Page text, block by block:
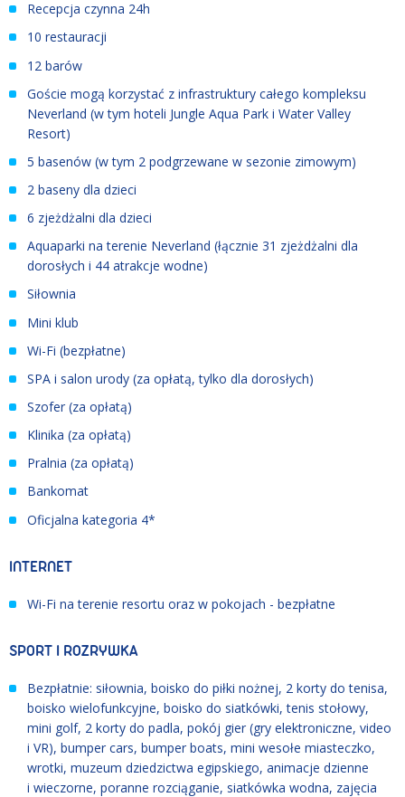
Recepcja czynna 24h
10 restauracji
12 barów
Goście mogą korzystać z infrastruktury całego kompleksu
Neverland (w tym hoteli Jungle Aqua Park i Water Valley
Resort)
5 basenów (w tym 2 podgrzewane w sezonie zimowym)
2 baseny dla dzieci
6 zjeżdżalni dla dzieci
Aquaparki na terenie Neverland (łącznie 31 zjeżdżalni dla
dorosłych i 44 atrakcje wodne)
Siłownia
Mini klub
Wi-Fi (bezpłatne)
SPA i salon urody (za opłatą, tylko dla dorosłych)
Szofer (za opłatą)
Klinika (za opłatą)
Pralnia (za opłatą)
Bankomat
Oficjalna kategoria 4*
INTERNET
Wi-Fi na terenie resortu oraz w pokojach - bezpłatne
SPORT I ROZRYWKA
Bezpłatnie: siłownia, boisko do piłki nożnej, 2 korty do tenisa,
boisko wielofunkcyjne, boisko do siatkówki, tenis stołowy,
mini golf, 2 korty do padla, pokój gier (gry elektroniczne, video
i VR), bumper cars, bumper boats, mini wesołe miasteczko,
wrotki, muzeum dziedzictwa egipskiego, animacje dzienne
i wieczorne, poranne rozciąganie, siatkówka wodna, zajęcia